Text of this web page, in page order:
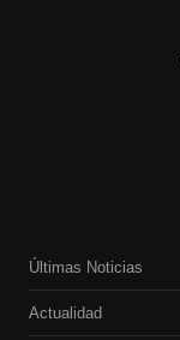
Últimas Noticias
Actualidad